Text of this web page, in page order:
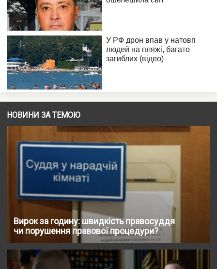
НОВИНИ ЗА ТЕМОЮ
Вирок за годину: швидкість правосуддя
чи порушення правової процедури?